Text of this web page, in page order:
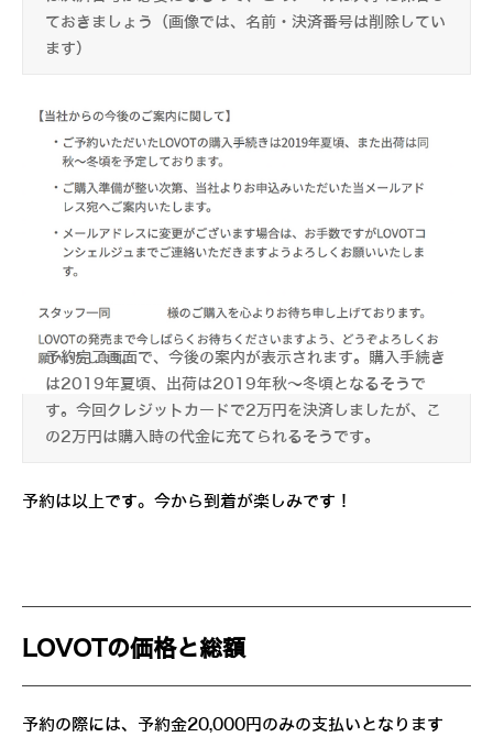
ておきましょう（画像では、名前・決済番号は削除してい
ます）
予約完了画面で、今後の案内が表示されます。購入手続き
は2019年夏頃、出荷は2019年秋～冬頃となるそうで
す。今回クレジットカードで2万円を決済しましたが、こ
の2万円は購入時の代金に充てられるそうです。
予約は以上です。今から到着が楽しみです！
LOVOTの価格と総額
予約の際には、予約金20,000円のみの支払いとなります